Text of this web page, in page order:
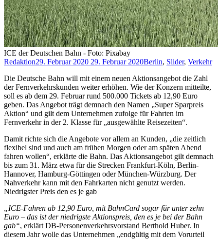
ICE der Deutschen Bahn - Foto: Pixabay
Redaktion29. Februar 2020 29. Februar 2020Berlin, Slider, Verkehr
Die Deutsche Bahn will mit einem neuen Aktionsangebot die Zahl
der Fernverkehrskunden weiter erhöhen. Wie der Konzern mitteilte,
soll es ab dem 29. Februar rund 500.000 Tickets ab 12,90 Euro
geben. Das Angebot trägt demnach den Namen „Super Sparpreis
Aktion“ und gilt dem Unternehmen zufolge für Fahrten im
Fernverkehr in der 2. Klasse für „ausgewählte Reisezeiten“.
Damit richte sich die Angebote vor allem an Kunden, „die zeitlich
flexibel sind und auch am frühen Morgen oder am späten Abend
fahren wollen“, erklärte die Bahn. Das Aktionsangebot gilt demnach
bis zum 31. März etwa für die Strecken Frankfurt-Köln, Berlin-
Hannover, Hamburg-Göttingen oder München-Würzburg. Der
Nahverkehr kann mit den Fahrkarten nicht genutzt werden.
Niedrigster Preis den es je gab
„ICE-Fahren ab 12,90 Euro, mit BahnCard sogar für unter zehn
Euro – das ist der niedrigste Aktionspreis, den es je bei der Bahn
gab“, erklärt DB-Personenverkehrsvorstand Berthold Huber. In
diesem Jahr wolle das Unternehmen „endgültig mit dem Vorurteil